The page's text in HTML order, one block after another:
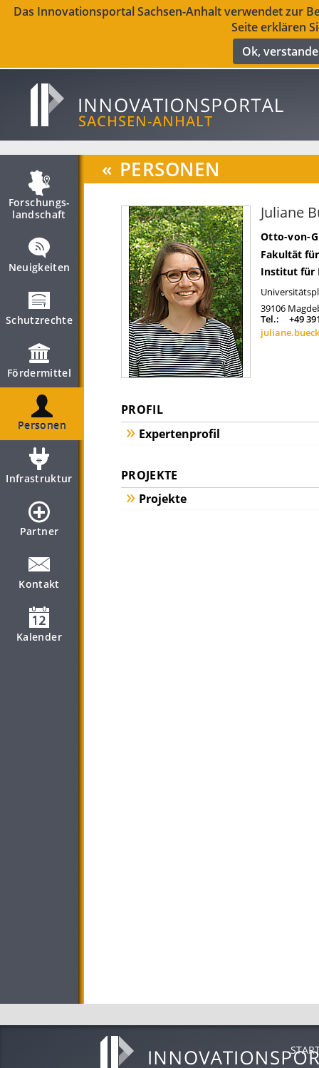
Das Innovationsportal Sachsen-Anhalt verwendet zur
Seite erklären
Ok,
Forschungs­
landschaft
Neuigkeiten
Schutzrechte
Fördermittel
Personen
Infrastruktur
Partner
Kontakt
Kalender
« PERSONEN
Juliane
Otto-von-
Fakultät
Institut für
39106
Tel.:
+49
PROFIL
Expertenprofil
PROJEKTE
Projekte